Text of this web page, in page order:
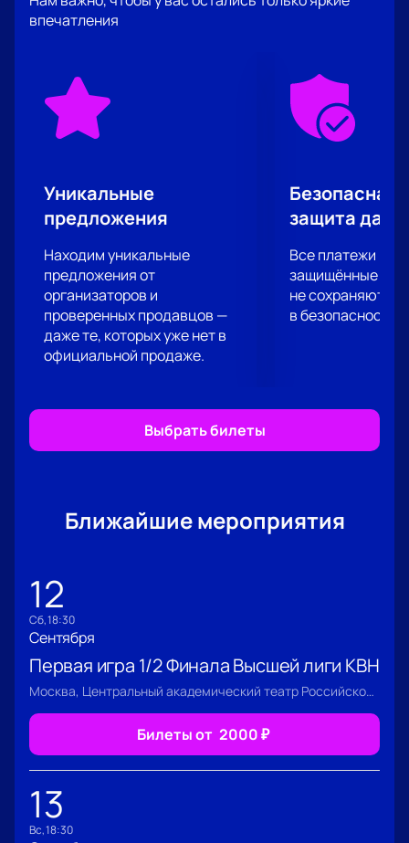
вещами, находить веселое и забавное там, где,
казалось бы, его вовсе нет – одна из особенностей
буквально проникнитесь вместе с его героями!
Получите свою порцию веселых историй, которыми
вы сможете блеснуть в хорошей компании!
впечатления
Уникальные
предложения
Находим уникальные
предложения от
организаторов и
проверенных продавцов —
даже те, которых уже нет в
официальной продаже.
Безопасная
защита
Все платежи
защищённые
не сохраняются
в безопасности.
Выбрать билеты
Ближайшие мероприятия
12
сб, 18:30
Сентября
Первая игра 1/2 Финала Высшей лиги КВН
Москва, Центральный академический театр Российской Армии
Билеты от 2000₽
13
вс, 18:30